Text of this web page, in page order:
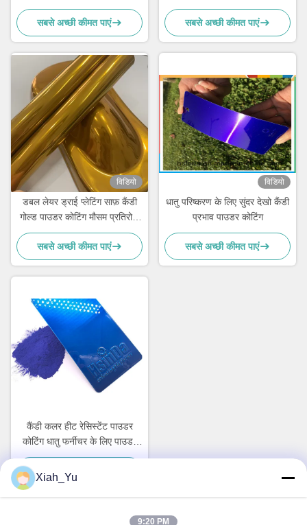
के लिए
सबसे अच्छी कीमत पाएं
स्पष्ट
सबसे अच्छी कीमत पाएं
विडियो
डबल लेयर ड्राई प्लेटिंग साफ़ कैंडी
गोल्ड पाउडर कोटिंग मौसम प्रतिरोधी
उच्च पारदर्शिता
सबसे अच्छी कीमत पाएं
विडियो
धातु परिष्करण के लिए सुंदर देखो कैंडी
प्रभाव पाउडर कोटिंग
सबसे अच्छी कीमत पाएं
कैंडी कलर हीट रेसिस्टेंट पाउडर
कोटिंग धातु फर्नीचर के लिए पाउडर
पेंट
सबसे अच्छी कीमत पाएं
Xiah_Yu
9:20 PM